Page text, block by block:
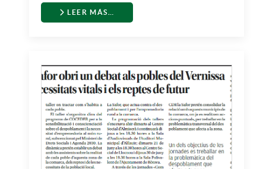
LEER MÁS…